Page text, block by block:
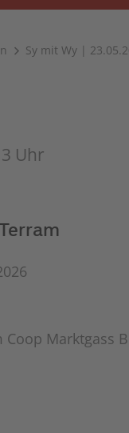
Sy mit Wy |
Uhr
Coop Marktgass